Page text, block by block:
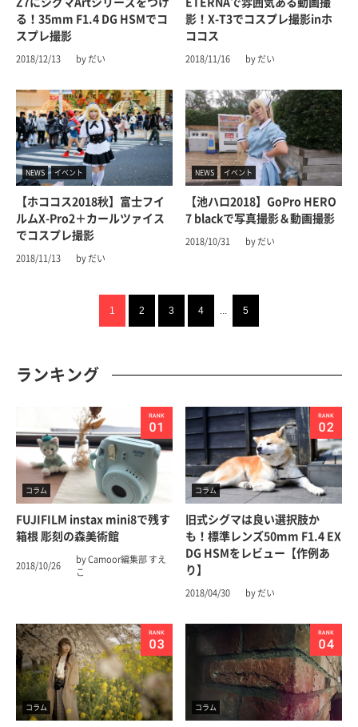
る！35mm F1.4 DG HSMでコ
スプレ撮影
2018/12/13 by だい
影！X-T3でコスプレ撮影inホ
ココス
2018/11/16 by だい
NEWS イベント
【ホココス2018秋】富士フイ
ルムX-Pro2＋カールツァイス
でコスプレ撮影
2018/11/13 by だい
NEWS イベント
【池ハロ2018】GoPro HERO
7 blackで写真撮影＆動画撮影
2018/10/31 by だい
1 2 3 4 ... 5
ランキング
コラム
FUJIFILM instax mini8で残す
箱根 彫刻の森美術館
2018/10/26
by Camoor編集部 すえ
こ
コラム
旧式シグマは良い選択肢か
も！標準レンズ50mm F1.4 EX
DG HSMをレビュー【作例あ
り】
2018/04/30 by だい
コラム コラム